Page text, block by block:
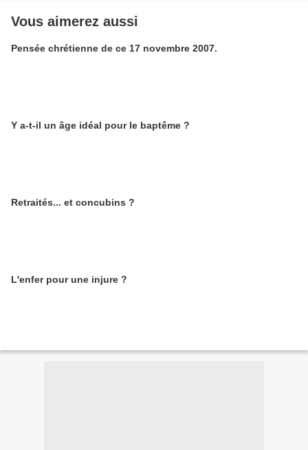
Vous aimerez aussi
Pensée chrétienne de ce 17 novembre 2007.
Y a-t-il un âge idéal pour le baptême ?
Retraités... et concubins ?
L'enfer pour une injure ?